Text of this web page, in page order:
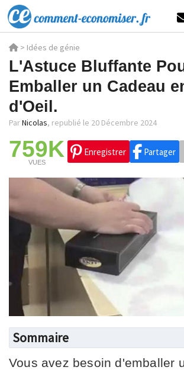
> Idées de génie
L'Astuce Bluffante
Emballer un Cadeau
d'Oeil.
ParNicolas, republié le 20 Décembre 2024
759K
VUES
Enregistrer Partager
Sommaire
Vous avez besoin d'emballer